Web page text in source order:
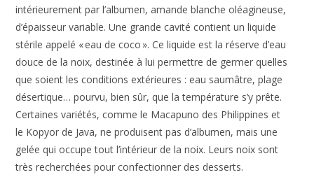
intérieurement par l’albumen, amande blanche oléagineuse,
d’épaisseur variable. Une grande cavité contient un liquide
stérile appelé « eau de coco ». Ce liquide est la réserve d’eau
douce de la noix, destinée à lui permettre de germer quelles
que soient les conditions extérieures : eau saumâtre, plage
désertique… pourvu, bien sûr, que la température s’y prête.
Certaines variétés, comme le Macapuno des Philippines et
le Kopyor de Java, ne produisent pas d’albumen, mais une
gelée qui occupe tout l’intérieur de la noix. Leurs noix sont
très recherchées pour confectionner des desserts.